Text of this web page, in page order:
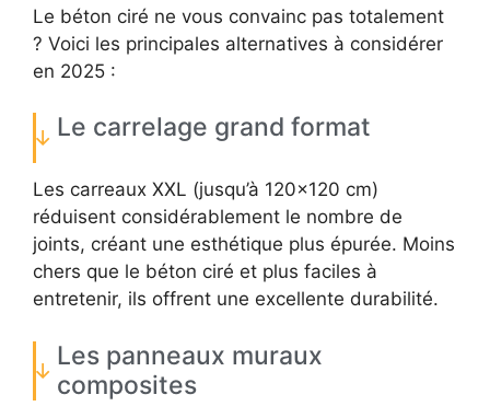
Le béton ciré ne vous convainc pas totalement
? Voici les principales alternatives à considérer
en 2025 :
Le carrelage grand format
Les carreaux XXL (jusqu’à 120×120 cm)
réduisent considérablement le nombre de
joints, créant une esthétique plus épurée. Moins
chers que le béton ciré et plus faciles à
entretenir, ils offrent une excellente durabilité.
Les panneaux muraux
composites